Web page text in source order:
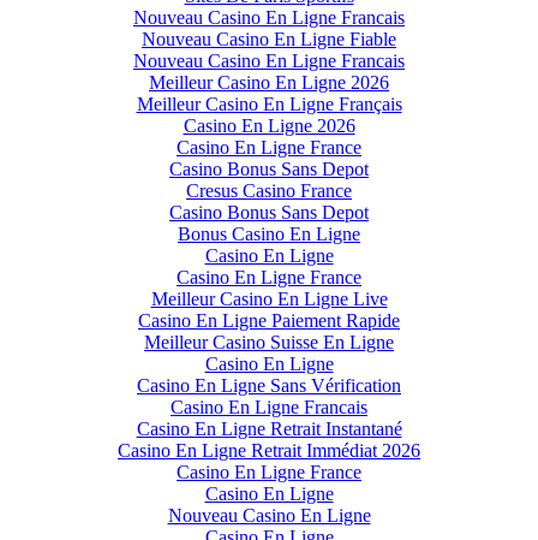
Nouveau Casino En Ligne Francais
Nouveau Casino En Ligne Fiable
Nouveau Casino En Ligne Francais
Meilleur Casino En Ligne 2026
Meilleur Casino En Ligne Français
Casino En Ligne 2026
Casino En Ligne France
Casino Bonus Sans Depot
Cresus Casino France
Casino Bonus Sans Depot
Bonus Casino En Ligne
Casino En Ligne
Casino En Ligne France
Meilleur Casino En Ligne Live
Casino En Ligne Paiement Rapide
Meilleur Casino Suisse En Ligne
Casino En Ligne
Casino En Ligne Sans Vérification
Casino En Ligne Francais
Casino En Ligne Retrait Instantané
Casino En Ligne Retrait Immédiat 2026
Casino En Ligne France
Casino En Ligne
Nouveau Casino En Ligne